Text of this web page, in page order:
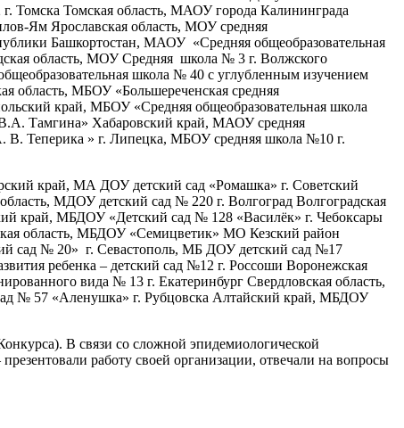
Томска Томская область, МАОУ города Калининграда
Ям Ярославская область, МОУ средняя
Башкортостан, МАОУ «Средняя общеобразовательная
область, МОУ Средняя школа № 3 г. Волжского
школа № 40 с углубленным изучением
область, МБОУ «Большереченская средняя
край, МБОУ «Средняя общеобразовательная школа
Тамгина» Хабаровский край, МАОУ средняя
В. Теперика » г. Липецка, МБОУ средняя школа №10 г.
край, МА ДОУ детский сад «Ромашка» г. Советский
МДОУ детский сад № 220 г. Волгоград Волгоградская
край, МБДОУ «Детский сад № 128 «Василёк» г. Чебоксары
область, МБДОУ «Семицветик» МО Кезский район
сад № 20» г. Севастополь, МБ ДОУ детский сад №17
ребенка – детский сад №12 г. Россоши Воронежская
вида № 13 г. Екатеринбург Свердловская область,
№ 57 «Аленушка» г. Рубцовска Алтайский край, МБДОУ
В связи со сложной эпидемиологической
работу своей организации, отвечали на вопросы